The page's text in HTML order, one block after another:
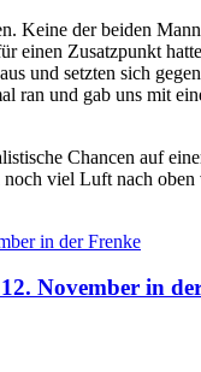
Keine der beiden
einen Zusatzpunkt
und setzten sich
ran und gab uns mit
Chancen auf
viel Luft nach
November in